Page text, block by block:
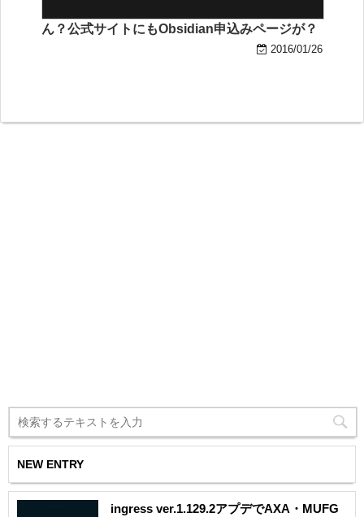
ん？公式サイトにもObsidian申込みページが？
2016/01/26
NEW ENTRY
ingress ver.1.129.2アプデでAXA・MUFG